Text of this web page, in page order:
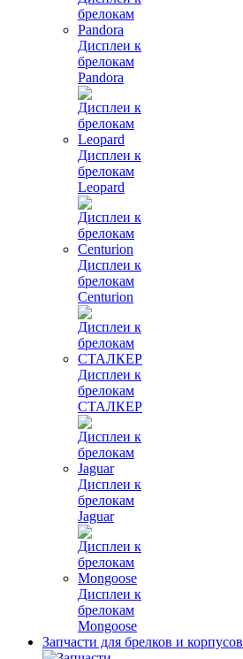
Дисплеи к
брелокам
Pandora
Дисплеи к
брелокам
Leopard
Дисплеи к
брелокам
Centurion
Дисплеи к
брелокам
СТАЛКЕР
Дисплеи к
брелокам
Jaguar
Дисплеи к
брелокам
Mongoose
Запчасти для брелков и корпусов